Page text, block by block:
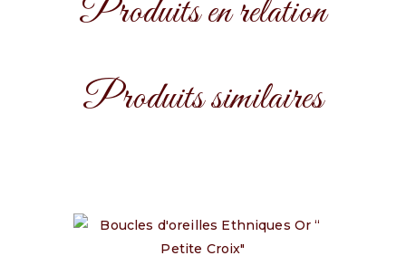
Produits en relation
Produits similaires